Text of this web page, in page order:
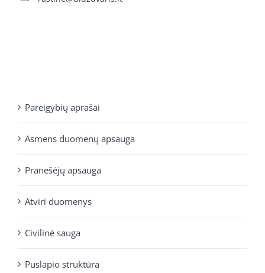
Pareigybių aprašai
Asmens duomenų apsauga
Pranešėjų apsauga
Atviri duomenys
Civilinė sauga
Puslapio struktūra